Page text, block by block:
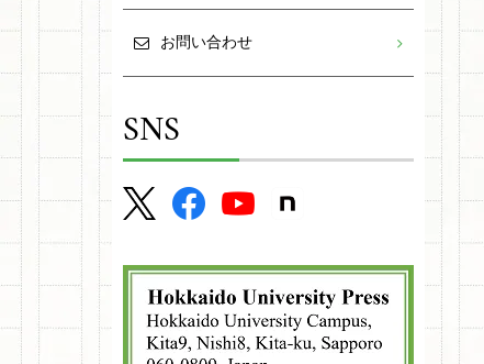
お問い合わせ
SNS